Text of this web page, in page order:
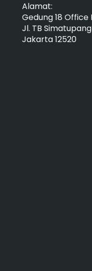
Alamat:
Gedung 18 Office
Jl. TB Simatupang
Jakarta 12520